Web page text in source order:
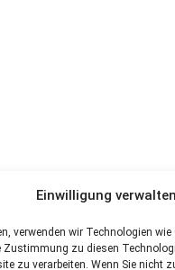
Einwilligung
verwenden wir Technologien
zu diesen
zu verarbeiten. Wenn Sie